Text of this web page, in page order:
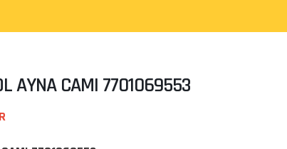
AYNA CAMI 7701069553